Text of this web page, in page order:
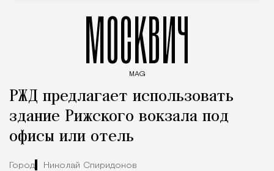
МОСКВИЧ
MAG
РЖД предлагает использовать
здание Рижского вокзала под
офисы или отель
Город Николай Спиридонов